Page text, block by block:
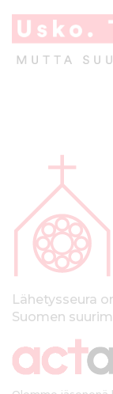
p
kLähetysseura
Suomen